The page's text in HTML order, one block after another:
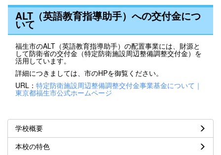
ALT（英語教育指導助手）への交付金につ
いて
福生市のALT（英語教育指導助手）の配置事業には、財源と
して防衛省の交付金（特定防衛施設周辺整備調整交付金）を
活用しています。
詳細につきましては、市のHPを御覧ください。
URL： 特定防衛施設周辺整備調整交付金事業基金について｜
東京都福生市公式ホームページ
学校概要
本校の特色